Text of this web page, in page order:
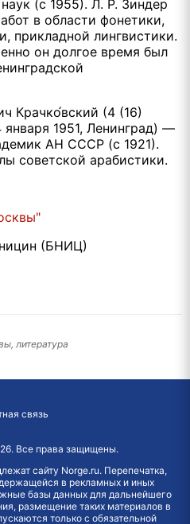
(с 1955). Л. Р. Зиндер
в области фонетики,
прикладной лингвистики.
он долгое время был
Крачко́вский (4 (16)
1951, Ленинград) —
АН СССР (с 1921).
советской арабистики.
(БНИЦ)
литература
связь
Все права защищены.
сайту Norge.ru. Перепечатка,
в рекламных и иных
базы данных для дальнейшего
размещение таких материалов в
только с обязательной